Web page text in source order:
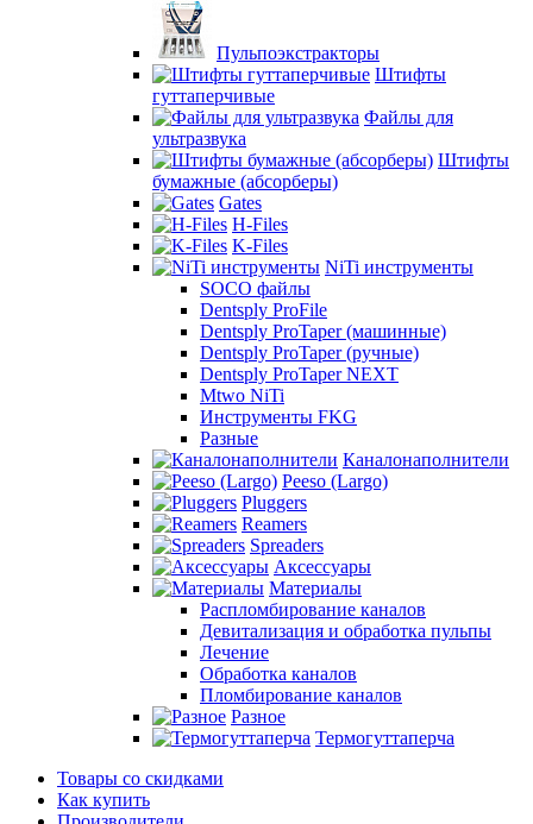
Пульпоэкстракторы
Штифты
гуттаперчивые
Файлы для
ультразвука
Штифты
бумажные (абсорберы)
Gates
H-Files
K-Files
NiTi инструменты
SOCO файлы
Dentsply ProFile
Dentsply ProTaper (машинные)
Dentsply ProTaper (ручные)
Dentsply ProTaper NEXT
Mtwo NiTi
Инструменты FKG
Разные
Каналонаполнители
Peeso (Largo)
Pluggers
Reamers
Spreaders
Аксессуары
Материалы
Распломбирование каналов
Девитализация и обработка пульпы
Лечение
Обработка каналов
Пломбирование каналов
Разное
Термогуттаперча
Товары со скидками
Как купить